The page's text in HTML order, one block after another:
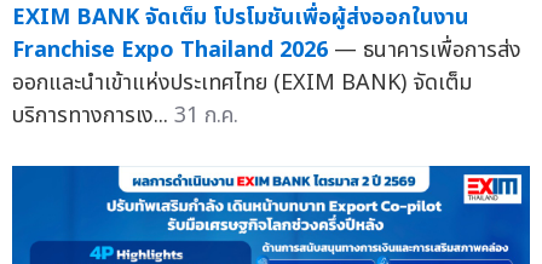
EXIM BANK จัดเต็ม โปรโมชันเพื่อผู้ส่งออกในงาน
Franchise Expo Thailand 2026 — ธนาคารเพื่อการส่ง
ออกและนำเข้าแห่งประเทศไทย (EXIM BANK) จัดเต็ม
บริการทางการเง... 31 ก.ค.